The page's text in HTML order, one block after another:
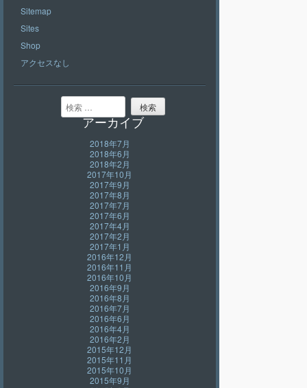
Sitemap
Sites
Shop
アクセスなし
検索
アーカイブ
2018年7月
2018年6月
2018年2月
2017年10月
2017年9月
2017年8月
2017年7月
2017年6月
2017年4月
2017年2月
2017年1月
2016年12月
2016年11月
2016年10月
2016年9月
2016年8月
2016年7月
2016年6月
2016年4月
2016年2月
2015年12月
2015年11月
2015年10月
2015年9月